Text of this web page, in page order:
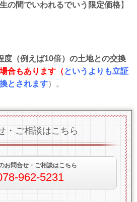
の間でいわれるでいう限定価格】
度（例えば10倍）の土地との交換
合もあります（というよりも立証
とされます）。
・ご相談はこちら
お問合せ・ご相談はこちら
962-5231